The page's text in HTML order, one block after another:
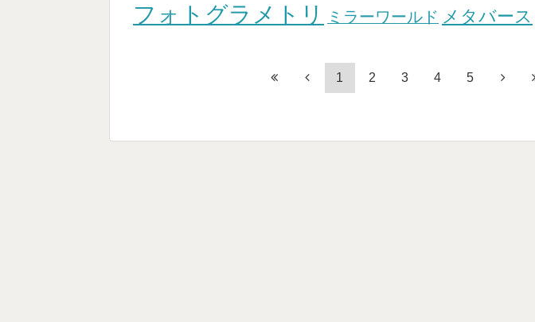
フォトグラメトリ ミラーワールド メタバース
1 2 3 4 5